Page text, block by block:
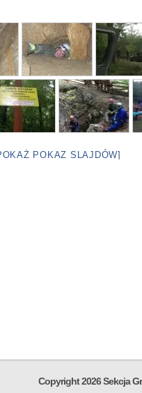
POKAZ SLAJDÓW]
Copyright 2026 Sekcja